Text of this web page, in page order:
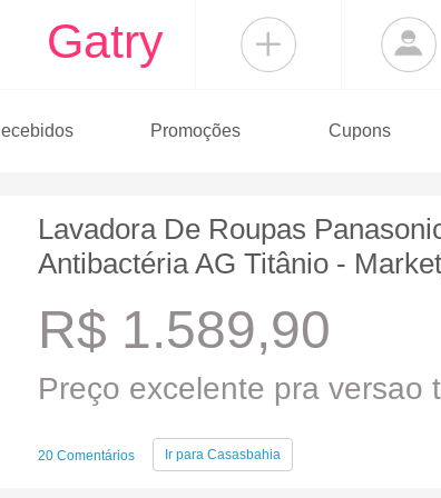
Gatry
Promoções Cupons
Lavadora De Roupas
Antibactéria AG Titânio -
R$ 1.589,90
Preço excelente pra versao
20 Comentários Ir para Casasbahia